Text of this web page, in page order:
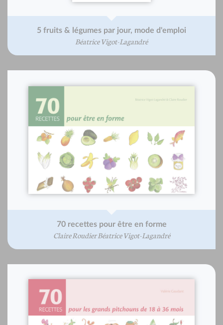
5 fruits & légumes par jour, mode d'emploi
Béatrice Vigot-Lagandré
70 recettes pour être en forme
Claire Roudier Béatrice Vigot-Lagandré